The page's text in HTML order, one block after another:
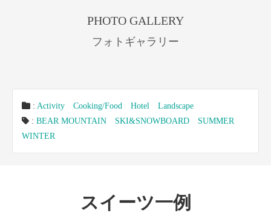
PHOTO GALLERY
フォトギャラリー
: Activity Cooking/Food Hotel
Landscape
: BEAR MOUNTAIN SKI&SNOWBOARD
SUMMER
WINTER
スイーツ一例